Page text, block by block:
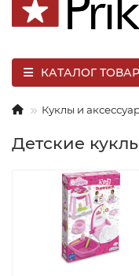
КАТАЛОГ
Куклы и
Детские